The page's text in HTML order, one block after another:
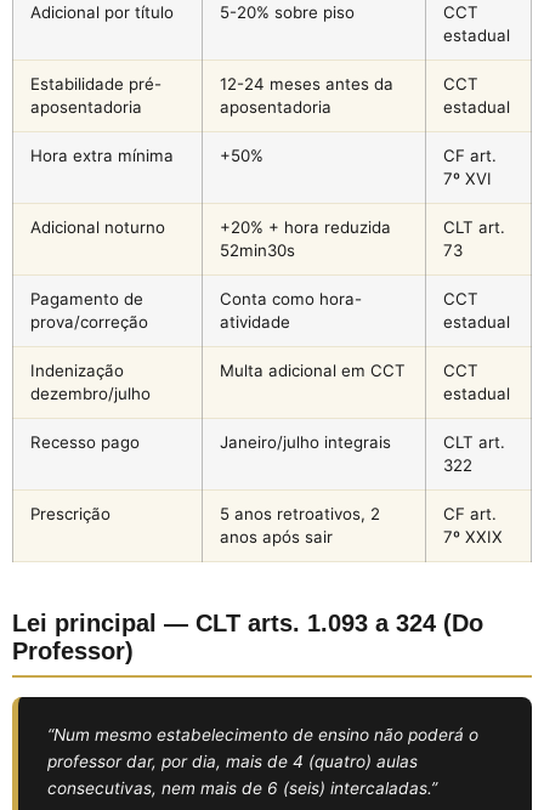
Adicional por título 5-20% sobre piso
CCT
estadual
Estabilidade pré-
aposentadoria
12-24 meses antes da
aposentadoria
CCT
estadual
Hora extra mínima +50%
CF art.
7º XVI
Adicional noturno
+20% + hora reduzida
52min30s
CLT art.
73
Pagamento de
prova/correção
Conta como hora-
atividade
CCT
estadual
Indenização
dezembro/julho
Multa adicional em CCT
CCT
estadual
Recesso pago Janeiro/julho integrais
CLT art.
322
Prescrição
5 anos retroativos, 2
anos após sair
CF art.
7º XXIX
Lei principal — CLT arts. 1.093 a 324 (Do
Professor)
“Num mesmo estabelecimento de ensino não poderá o
professor dar, por dia, mais de 4 (quatro) aulas
consecutivas, nem mais de 6 (seis) intercaladas.”